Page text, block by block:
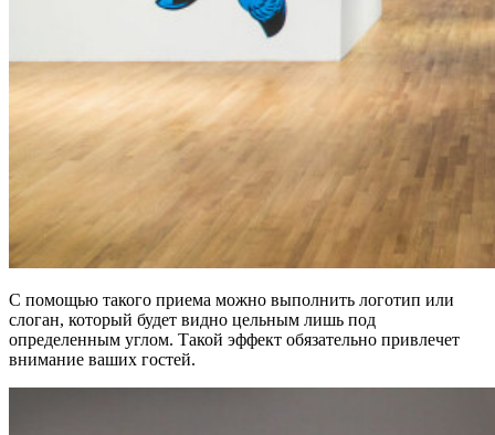
С помощью такого приема можно выполнить логотип или
слоган, который будет видно цельным лишь под
определенным углом. Такой эффект обязательно привлечет
внимание ваших гостей.